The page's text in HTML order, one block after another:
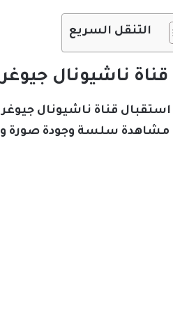
التنقل السريع
قناة ناشيونال
قناة ناشيونال
مشاهدة سلسة وجودة صورة